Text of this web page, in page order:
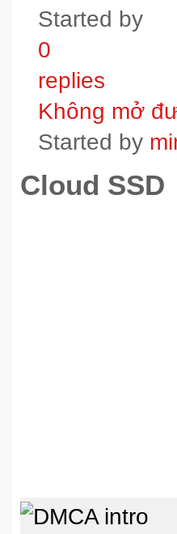
Started by
0
replies
Không mở
Started by
Cloud SSD